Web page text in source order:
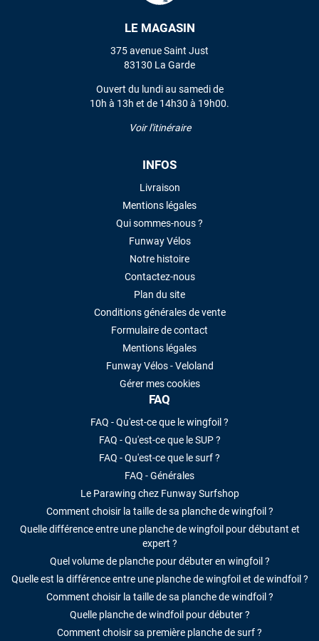
LE MAGASIN
375 avenue Saint Just
83130 La Garde
Ouvert du lundi au samedi de
10h à 13h et de 14h30 à 19h00.
Voir l'itinéraire
INFOS
Livraison
Mentions légales
Qui sommes-nous ?
Funway Vélos
Notre histoire
Contactez-nous
Plan du site
Conditions générales de vente
Formulaire de contact
Mentions légales
Funway Vélos - Veloland
Gérer mes cookies
FAQ
FAQ - Qu'est-ce que le wingfoil ?
FAQ - Qu'est-ce que le SUP ?
FAQ - Qu'est-ce que le surf ?
FAQ - Générales
Le Parawing chez Funway Surfshop
Comment choisir la taille de sa planche de wingfoil ?
Quelle différence entre une planche de wingfoil pour débutant et
expert ?
Quel volume de planche pour débuter en wingfoil ?
Quelle est la différence entre une planche de wingfoil et de windfoil ?
Comment choisir la taille de sa planche de windfoil ?
Quelle planche de windfoil pour débuter ?
Comment choisir sa première planche de surf ?
VOIR TOUS LES AVIS
LAISSER UN AVIS